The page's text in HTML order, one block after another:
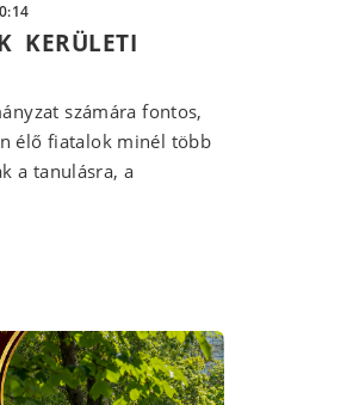
KERÜLETI
számára fontos,
élő fiatalok minél több
a tanulásra, a